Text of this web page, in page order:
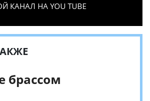
КАНАЛ НА YOU TUBE
брассом